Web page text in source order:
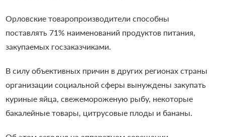
Орловские товаропроизводители способны
поставлять 71% наименований продуктов питания,
закупаемых госзаказчиками.
В силу объективных причин в других регионах страны
организации социальной сферы вынуждены закупать
куриные яйца, свежемороженую рыбу, некоторые
бакалейные товары, цитрусовые плоды и бананы.